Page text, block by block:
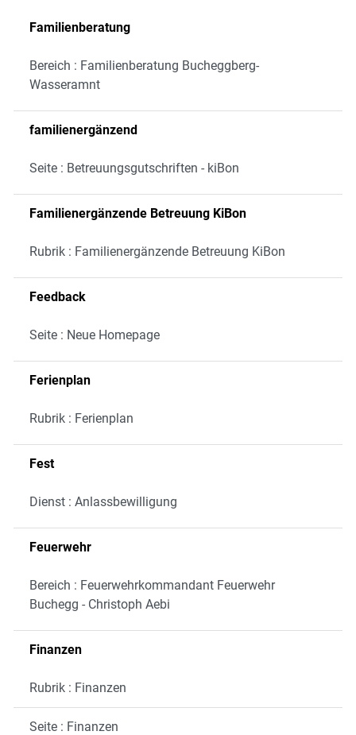
Familienberatung
Bereich : Familienberatung Bucheggberg-
Wasseramnt
familienergänzend
Seite : Betreuungsgutschriften - kiBon
Familienergänzende Betreuung KiBon
Rubrik : Familienergänzende Betreuung KiBon
Feedback
Seite : Neue Homepage
Ferienplan
Rubrik : Ferienplan
Fest
Dienst : Anlassbewilligung
Feuerwehr
Bereich : Feuerwehrkommandant Feuerwehr
Buchegg - Christoph Aebi
Finanzen
Rubrik : Finanzen
Seite : Finanzen